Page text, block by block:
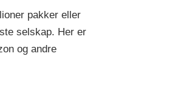
pakker eller
selskap. Her er
og andre